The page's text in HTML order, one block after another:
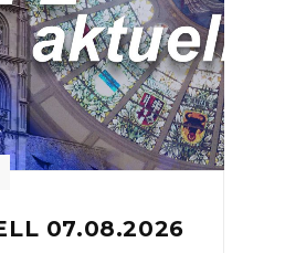
07.08.2026